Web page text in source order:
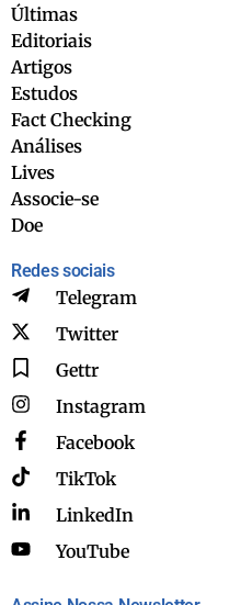
Últimas
Editoriais
Artigos
Estudos
Fact Checking
Análises
Lives
Associe-se
Doe
Redes sociais
Telegram
Twitter
Gettr
Instagram
Facebook
TikTok
LinkedIn
YouTube